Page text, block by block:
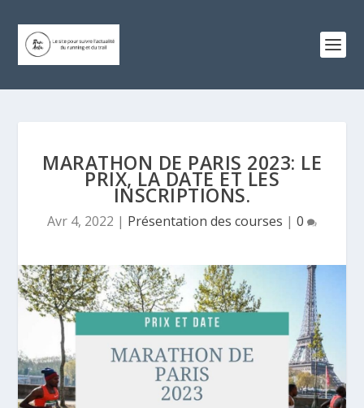
MARATHON DE PARIS 2023: LE
PRIX, LA DATE ET LES
INSCRIPTIONS.
Avr 4, 2022 | Présentation des courses | 0